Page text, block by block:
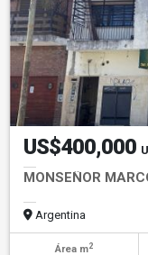
US$400,000
MONSEÑOR
Argentina
Área m2